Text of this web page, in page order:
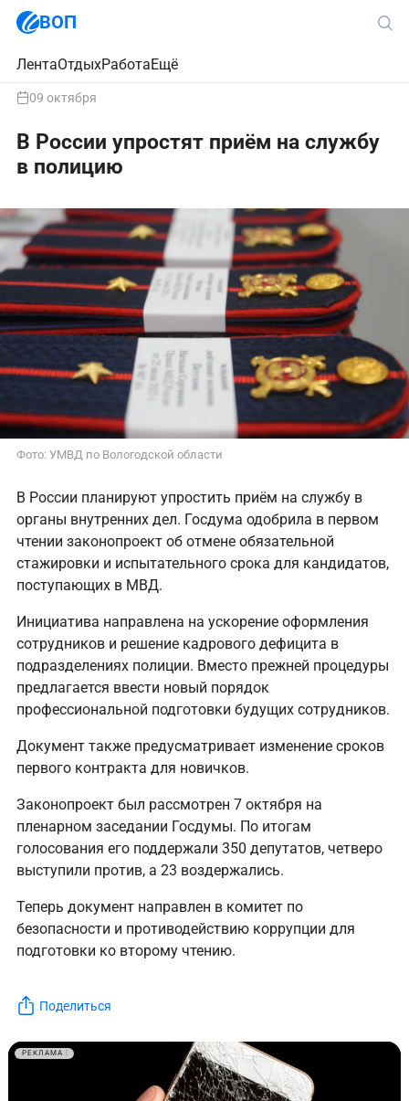
ВОП
ЛентаОтдыхРаботаЕщё
09 октября
В России упростят приём на службу
в полицию
Фото: УМВД по Вологодской области
В России планируют упростить приём на службу в
органы внутренних дел. Госдума одобрила в первом
чтении законопроект об отмене обязательной
стажировки и испытательного срока для кандидатов,
поступающих в МВД.
Инициатива направлена на ускорение оформления
сотрудников и решение кадрового дефицита в
подразделениях полиции. Вместо прежней процедуры
предлагается ввести новый порядок
профессиональной подготовки будущих сотрудников.
Документ также предусматривает изменение сроков
первого контракта для новичков.
Законопроект был рассмотрен 7 октября на
пленарном заседании Госдумы. По итогам
голосования его поддержали 350 депутатов, четверо
выступили против, а 23 воздержались.
Теперь документ направлен в комитет по
безопасности и противодействию коррупции для
подготовки ко второму чтению.
Поделиться
РЕКЛАМА